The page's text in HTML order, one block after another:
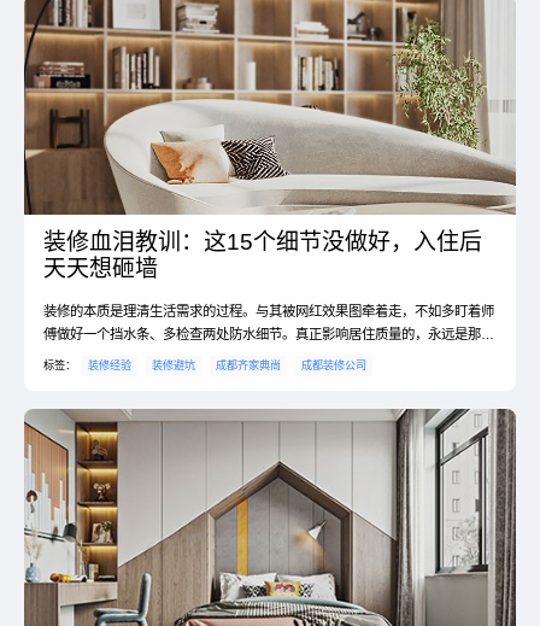
装修血泪教训：这15个细节没做好，入住后
天天想砸墙
装修的本质是理清生活需求的过程。与其被网红效果图牵着走，不如多盯着师
傅做好一个挡水条、多检查两处防水细节。真正影响居住质量的，永远是那些
藏在墙体里、地板下、转角处的"隐形工程"。
标签： 装修经验 装修避坑 成都齐家典尚 成都装修公司